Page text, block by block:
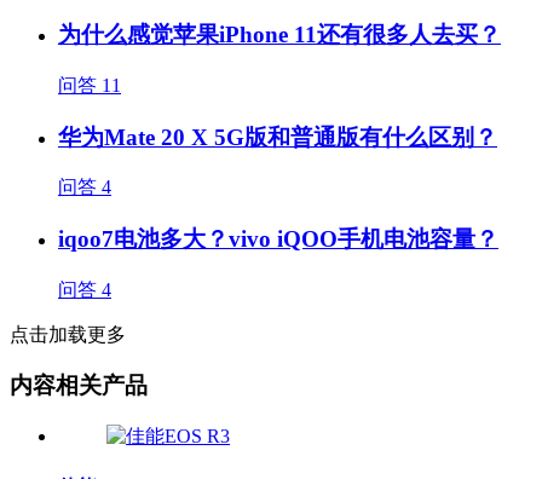
为什么感觉苹果iPhone 11还有很多人去买？
问答 11
华为Mate 20 X 5G版和普通版有什么区别？
问答 4
iqoo7电池多大？vivo iQOO手机电池容量？
问答 4
点击加载更多
内容相关产品